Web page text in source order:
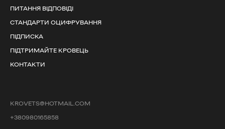
ПИТАННЯ ВІДПОВІДІ
СТАНДАРТИ ОЦИФРУВАННЯ
ПІДПИСКА
ПІДТРИМАЙТЕ КРОВЕЦЬ
КОНТАКТИ
KROVETS@HOTMAIL.COM
+380980165858